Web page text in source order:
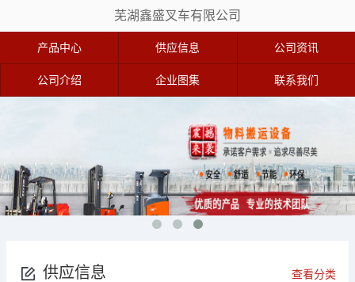
芜湖鑫盛叉车有限公司
产品中心 供应信息 公司资讯
公司介绍 企业图集 联系我们
供应信息 查看分类